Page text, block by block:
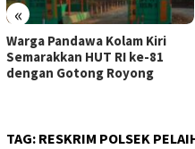
«
Warga Pandawa Kolam Kiri
Semarakkan HUT RI ke-81
dengan Gotong Royong
TAG: RESKRIM POLSEK